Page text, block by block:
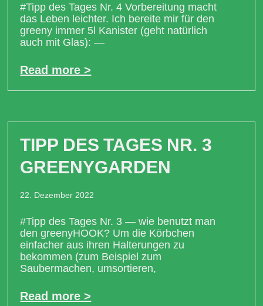
#Tipp des Tages Nr. 4 Vorbereitung macht
das Leben leichter. Ich bereite mir für den
greeny immer 5l Kanister (geht natürlich
auch mit Glas): —
Read more >
TIPP DES TAGES NR. 3
GREENYGARDEN
22. Dezember 2022
#Tipp des Tages Nr. 3 — wie benutzt man
den greenyHOOK? Um die Körbchen
einfacher aus ihren Halterungen zu
bekommen (zum Beispiel zum
Saubermachen, umsortieren,
Read more >